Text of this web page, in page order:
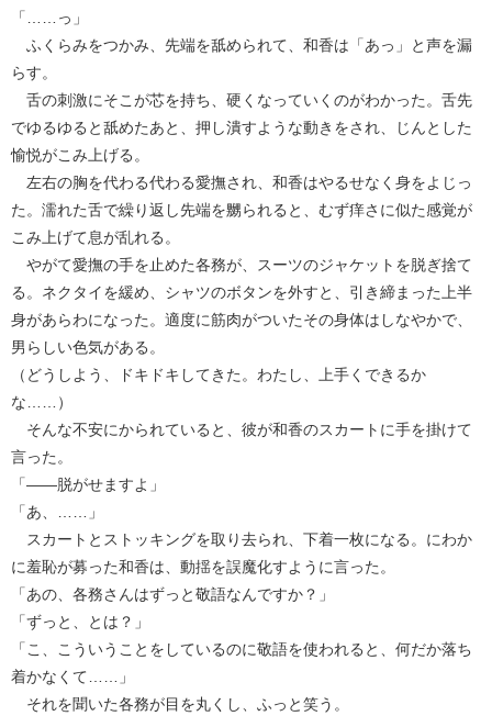
「……っ」
ふくらみをつかみ、先端を舐められて、和香は「あっ」と声を漏
らす。
舌の刺激にそこが芯を持ち、硬くなっていくのがわかった。舌先
でゆるゆると舐めたあと、押し潰すような動きをされ、じんとした
愉悦がこみ上げる。
左右の胸を代わる代わる愛撫され、和香はやるせなく身をよじっ
た。濡れた舌で繰り返し先端を嬲られると、むず痒さに似た感覚が
こみ上げて息が乱れる。
やがて愛撫の手を止めた各務が、スーツのジャケットを脱ぎ捨て
る。ネクタイを緩め、シャツのボタンを外すと、引き締まった上半
身があらわになった。適度に筋肉がついたその身体はしなやかで、
男らしい色気がある。
（どうしよう、ドキドキしてきた。わたし、上手くできるか
な……）
そんな不安にかられていると、彼が和香のスカートに手を掛けて
言った。
「――脱がせますよ」
「あ、……」
スカートとストッキングを取り去られ、下着一枚になる。にわか
に羞恥が募った和香は、動揺を誤魔化すように言った。
「あの、各務さんはずっと敬語なんですか？」
「ずっと、とは？」
「こ、こういうことをしているのに敬語を使われると、何だか落ち
着かなくて……」
それを聞いた各務が目を丸くし、ふっと笑う。